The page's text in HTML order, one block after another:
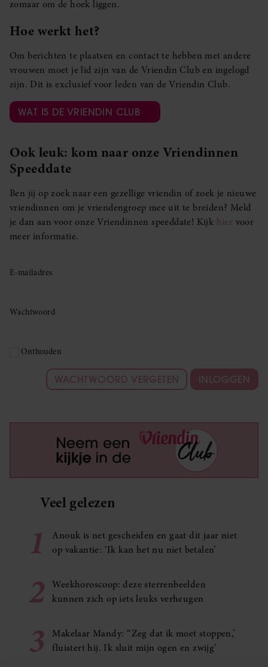
zomaar om de hoek liggen.
Hoe werkt het?
Om berichten te plaatsen en contact te hebben met andere
vrouwen moet je lid zijn van de Vriendin Club en ingelogd
zijn. Dit is exclusief voor leden van de Vriendin Club.
WAT IS DE VRIENDIN CLUB
Ook leuk: kom naar onze Vriendinnen
Speeddate
Ben jij op zoek naar een gezellige vriendin of zoek je nieuwe
vriendinnen om je vriendengroep mee uit te breiden? Meld
je dan aan voor onze Vriendinnen speeddate! Kijk hier voor
meer informatie.
E-mailadres
Wachtwoord
Onthouden
WACHTWOORD VERGETEN INLOGGEN
Veel gelezen
1
Anouk is net gescheiden en gaat dit jaar niet
op vakantie: ‘Ik kan het nu niet betalen’
2
Weekhoroscoop: deze sterrenbeelden
kunnen zich op iets leuks verheugen
3
Makelaar Mandy: ‘‘Zeg dat ik moet stoppen,’
fluistert hij. Ik sluit mijn ogen en zwijg’